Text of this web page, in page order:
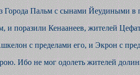
Пальм с сынами Йеудиными в
поразили Кенаанеев, жителей
с пределами его, и Экрон с
Ибо не мог одолеть жителей